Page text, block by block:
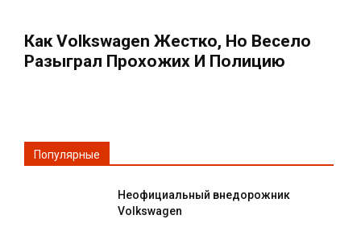
Как Volkswagen Жестко, Но Весело
Разыграл Прохожих И Полицию
Популярные
Неофициальный внедорожник
Volkswagen